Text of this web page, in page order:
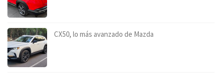
CX50, lo más avanzado de Mazda